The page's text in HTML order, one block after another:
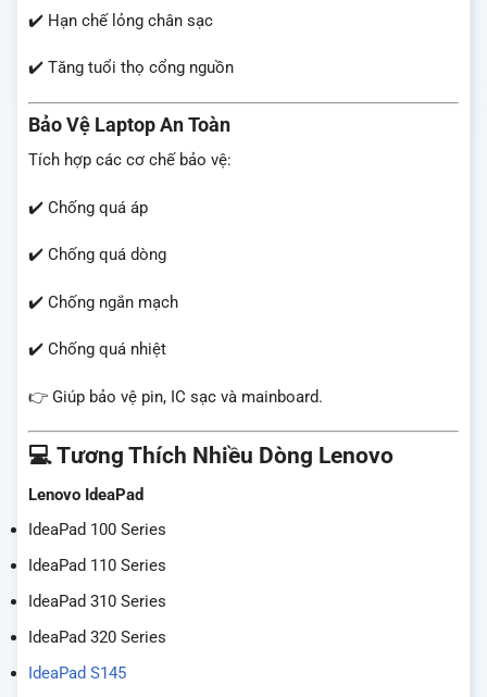
✔️ Hạn chế lỏng chân sạc
✔️ Tăng tuổi thọ cổng nguồn
Bảo Vệ Laptop An Toàn
Tích hợp các cơ chế bảo vệ:
✔️ Chống quá áp
✔️ Chống quá dòng
✔️ Chống ngắn mạch
✔️ Chống quá nhiệt
👉 Giúp bảo vệ pin, IC sạc và mainboard.
💻 Tương Thích Nhiều Dòng Lenovo
Lenovo IdeaPad
IdeaPad 100 Series
IdeaPad 110 Series
IdeaPad 310 Series
IdeaPad 320 Series
IdeaPad S145